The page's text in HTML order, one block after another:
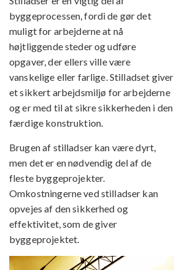
byggeprocessen, fordi de gør det
muligt for arbejderne at nå
højtliggende steder og udføre
opgaver, der ellers ville være
vanskelige eller farlige. Stilladset giver
et sikkert arbejdsmiljø for arbejderne
og er med til at sikre sikkerheden i den
færdige konstruktion.
Brugen af stilladser kan være dyrt,
men det er en nødvendig del af de
fleste byggeprojekter.
Omkostningerne ved stilladser kan
opvejes af den sikkerhed og
effektivitet, som de giver
byggeprojektet.